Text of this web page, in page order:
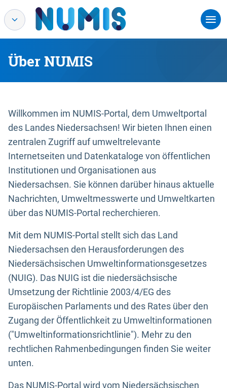
Über NUMIS
Willkommen im NUMIS-Portal, dem Umweltportal
des Landes Niedersachsen! Wir bieten Ihnen einen
zentralen Zugriff auf umweltrelevante
Internetseiten und Datenkataloge von öffentlichen
Institutionen und Organisationen aus
Niedersachsen. Sie können darüber hinaus aktuelle
Nachrichten, Umweltmesswerte und Umweltkarten
über das NUMIS-Portal recherchieren.
Mit dem NUMIS-Portal stellt sich das Land
Niedersachsen den Herausforderungen des
Niedersächsischen Umweltinformationsgesetzes
(NUIG). Das NUIG ist die niedersächsische
Umsetzung der Richtlinie 2003/4/EG des
Europäischen Parlaments und des Rates über den
Zugang der Öffentlichkeit zu Umweltinformationen
("Umweltinformationsrichtlinie"). Mehr zu den
rechtlichen Rahmenbedingungen finden Sie weiter
unten.
Das NUMIS-Portal wird vom Niedersächsischen